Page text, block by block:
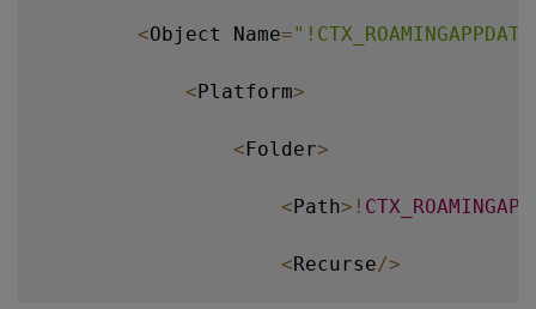
<Object Name=
<Platform>
<Folder>
<Path> !
<Recurse/>